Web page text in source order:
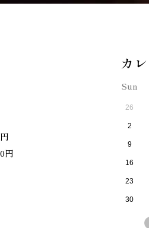
円
Sun
26
2
9
16
23
30